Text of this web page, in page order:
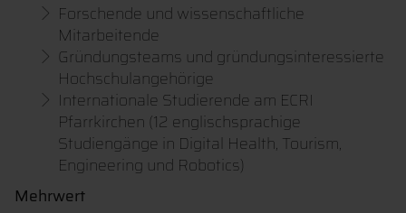
Forschende und wissenschaftliche
Mitarbeitende
Gründungsteams und gründungsinteressierte
Hochschulangehörige
Internationale Studierende am ECRI
Pfarrkirchen (12 englischsprachige
Studiengänge in Digital Health, Tourism,
Engineering und Robotics)
Mehrwert